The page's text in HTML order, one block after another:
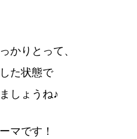
かりとって、
た状態で
しょうね♪
マです！